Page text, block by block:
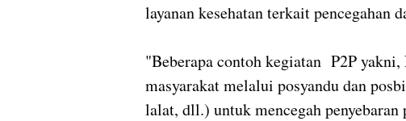
layanan kesehatan terkait pencegahan
"Beberapa contoh kegiatan P2P yakni,
masyarakat melalui posyandu dan
lalat, dll.) untuk mencegah